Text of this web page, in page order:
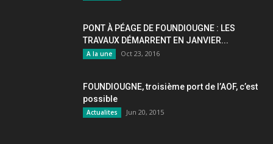
PONT À PÉAGE DE FOUNDIOUGNE : LES
TRAVAUX DÉMARRENT EN JANVIER...
A la une Oct 23, 2016
FOUNDIOUGNE, troisième port de l’AOF, c’est
possible
Actualites Jun 20, 2015